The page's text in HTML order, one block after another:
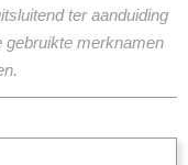
ter aanduiding
gebruikte merknamen